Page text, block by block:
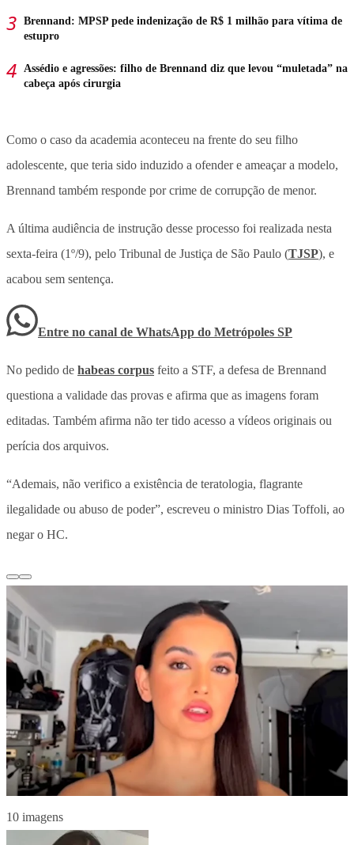
Brennand: MPSP pede indenização de R$ 1 milhão para vítima de
estupro
Assédio e agressões: filho de Brennand diz que levou “muletada” na
cabeça após cirurgia
Como o caso da academia aconteceu na frente do seu filho
adolescente, que teria sido induzido a ofender e ameaçar a modelo,
Brennand também responde por crime de corrupção de menor.
A última audiência de instrução desse processo foi realizada nesta
sexta-feira (1º/9), pelo Tribunal de Justiça de São Paulo (TJSP), e
acabou sem sentença.
Entre no canal de WhatsApp do Metrópoles SP
No pedido de habeas corpus feito a STF, a defesa de Brennand
questiona a validade das provas e afirma que as imagens foram
editadas. Também afirma não ter tido acesso a vídeos originais ou
perícia dos arquivos.
“Ademais, não verifico a existência de teratologia, flagrante
ilegalidade ou abuso de poder”, escreveu o ministro Dias Toffoli, ao
negar o HC.
10 imagens